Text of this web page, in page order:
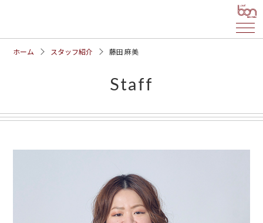
ホーム スタッフ紹介 藤田 麻美
Staff